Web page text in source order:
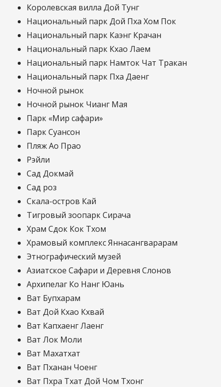
Королевская вилла Дой Тунг
Национальный парк Дой Пха Хом Пок
Национальный парк Каэнг Крачан
Национальный парк Кхао Лаем
Национальный парк Намток Чат Тракан
Национальный парк Пха Даенг
Ночной рынок
Ночной рынок Чианг Мая
Парк «Мир сафари»
Парк Суансон
Пляж Ао Прао
Рэйли
Сад Докмай
Сад роз
Скала-остров Кай
Тигровый зоопарк Сирача
Храм Сдок Кок Тхом
Храмовый комплекс Яннасангварарам
Этнографический музей
Азиатское Сафари и Деревня Слонов
Архипелаг Ко Нанг Юань
Ват Бупхарам
Ват Дой Кхао Кхвай
Ват Капхаенг Лаенг
Ват Лок Моли
Ват Махатхат
Ват Пханан Чоенг
Ват Пхра Тхат Дой Чом Тхонг